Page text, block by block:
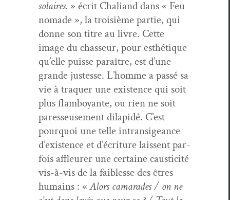
solaires. » écrit Chaliand dans « Feu
nomade », la troisième par­tie, qui
donne son titre au livre. Cette
image du chas­seur, pour esthé­tique
qu’elle puisse paraître, est d’une
grande justesse. L’homme a passé sa
vie à tra­quer une exis­tence qui soit
plus flam­boy­ante, ou rien ne soit
paresseuse­ment dilapidé. C’est
pourquoi une telle intran­sigeance
d’existence et d’écriture lais­sent par­
fois affleur­er une cer­taine caus­tic­ité
vis-à-vis de la faib­lesse des êtres
humains : «Alors cama­rades / on ne